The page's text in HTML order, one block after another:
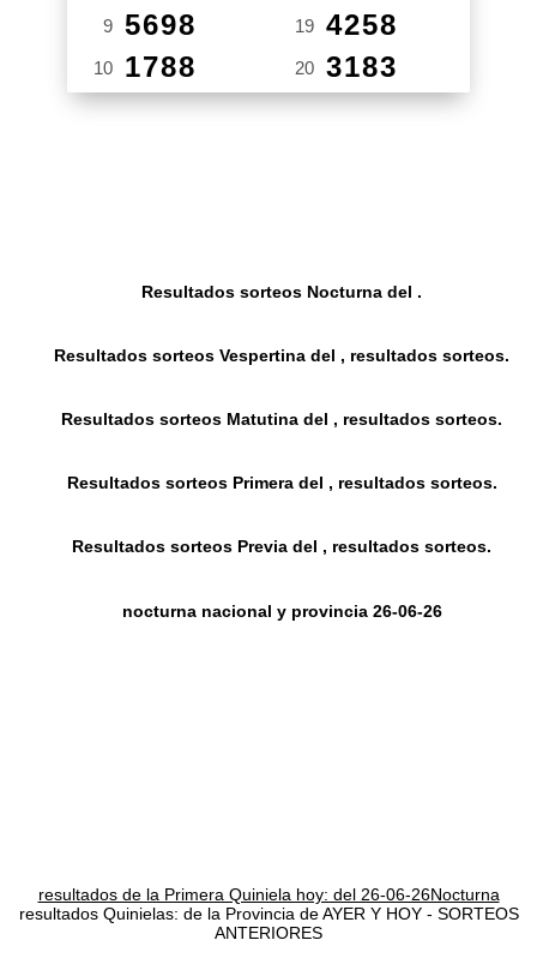
9 5698
10 1788
19 4258
20 3183
Resultados sorteos Nocturna del .
Resultados sorteos Vespertina del , resultados sorteos.
Resultados sorteos Matutina del , resultados sorteos.
Resultados sorteos Primera del , resultados sorteos.
Resultados sorteos Previa del , resultados sorteos.
nocturna nacional y provincia 26-06-26
resultados de la Primera Quiniela hoy: del 26-06-26Nocturna
resultados Quinielas: de la Provincia de AYER Y HOY - SORTEOS
ANTERIORES